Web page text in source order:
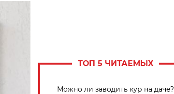
ТОП 5 ЧИТАЕМЫХ
Можно ли заводить кур на даче?